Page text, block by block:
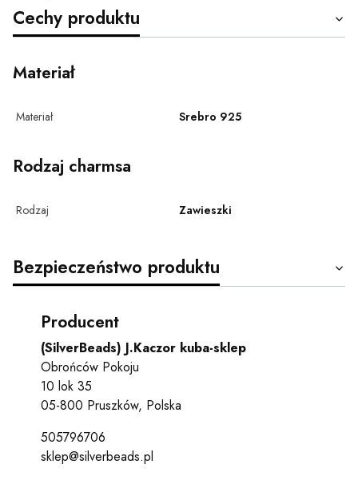
Cechy produktu
Materiał
Materiał Srebro 925
Rodzaj charmsa
Rodzaj Zawieszki
Bezpieczeństwo produktu
Producent
(SilverBeads) J.Kaczor kuba-sklep
Obrońców Pokoju
10 lok 35
05-800 Pruszków, Polska
505796706
sklep@silverbeads.pl